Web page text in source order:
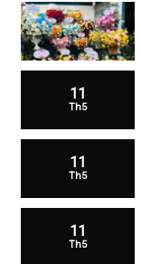
11
Th5
11
Th5
11
Th5